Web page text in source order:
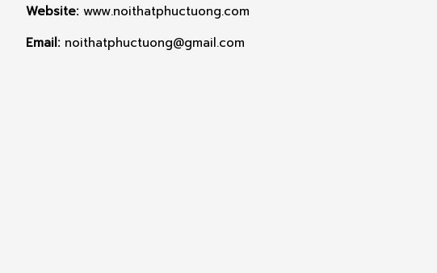
Website: www.noithatphuctuong.com
Email:noithatphuctuong@gmail.com